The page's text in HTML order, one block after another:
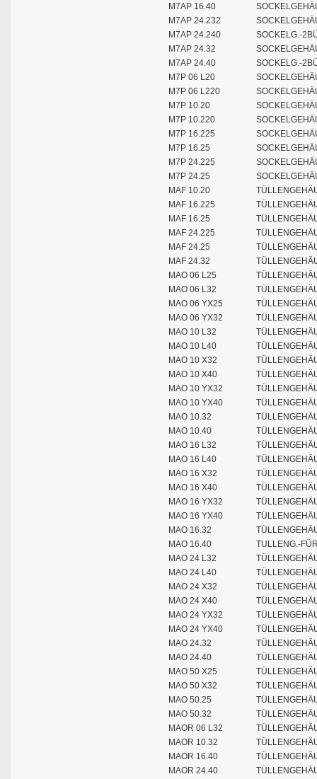
M7AP 16.40
M7AP 24.232
M7AP 24.240
SOCKELG.-
M7AP 24.32
M7AP 24.40
SOCKELG.-
M7P 06 L20
M7P 06 L220
M7P 10.20
M7P 10.220
M7P 16.225
M7P 16.25
M7P 24.225
M7P 24.25
MAF 10.20
MAF 16.225
MAF 16.25
MAF 24.225
MAF 24.25
MAF 24.32
MAO 06 L25
MAO 06 L32
MAO 06 YX25
MAO 06 YX32
MAO 10 L32
MAO 10 L40
MAO 10 X32
MAO 10 X40
MAO 10 YX32
MAO 10 YX40
MAO 10.32
MAO 10.40
MAO 16 L32
MAO 16 L40
MAO 16 X32
MAO 16 X40
MAO 16 YX32
MAO 16 YX40
MAO 16.32
MAO 16.40
TULLENG.-
MAO 24 L32
MAO 24 L40
MAO 24 X32
MAO 24 X40
MAO 24 YX32
MAO 24 YX40
MAO 24.32
MAO 24.40
MAO 50 X25
MAO 50 X32
MAO 50.25
MAO 50.32
MAOR 06 L32
MAOR 10.32
MAOR 16.40
MAOR 24.40